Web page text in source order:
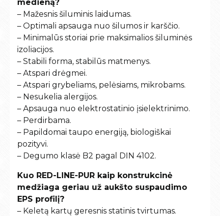
medieną?
– Mažesnis šiluminis laidumas.
– Optimali apsauga nuo šilumos ir karščio.
– Minimalūs storiai prie maksimalios šiluminės
izoliacijos.
– Stabili forma, stabilūs matmenys.
– Atspari drėgmei.
– Atspari grybeliams, pelėsiams, mikrobams.
– Nesukelia alergijos.
– Apsauga nuo elektrostatinio įsielektrinimo.
– Perdirbama.
– Papildomai taupo energiją, biologiškai
pozityvi.
– Degumo klasė B2 pagal DIN 4102.
Kuo RED-LINE-PUR kaip konstrukcinė
medžiaga geriau už aukšto suspaudimo
EPS profilį?
– Keletą kartų geresnis statinis tvirtumas.